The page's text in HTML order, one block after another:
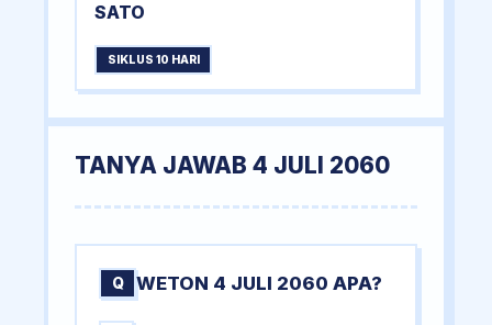
SATO
SIKLUS 10 HARI
TANYA JAWAB 4 JULI 2060
Q WETON 4 JULI 2060 APA?